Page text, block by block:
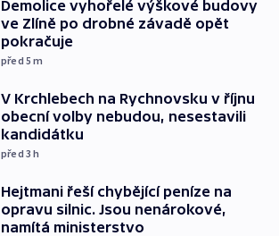
Demolice vyhořelé výškové budovy
ve Zlíně po drobné závadě opět
pokračuje
před 5m
V Krchlebech na Rychnovsku v říjnu
obecní volby nebudou, nesestavili
kandidátku
před 3h
Hejtmani řeší chybějící peníze na
opravu silnic. Jsou nenárokové,
namítá ministerstvo